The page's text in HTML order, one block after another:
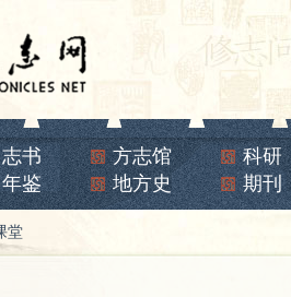
志书 方志馆 科研
年鉴 地方史 期刊
堂